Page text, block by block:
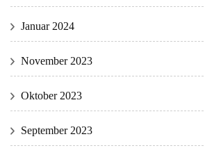
Januar 2024
November 2023
Oktober 2023
September 2023